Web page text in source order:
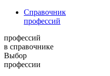
Справочник
профессий
профессий
в справочнике
Выбор
профессии